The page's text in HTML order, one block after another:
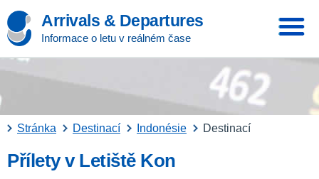
Arrivals & Departures
Informace o letu v reálném čase
Stránka Destinací Indonésie Destinací
Přílety v Letiště Kon